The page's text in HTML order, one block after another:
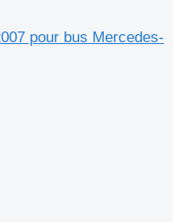
pour bus Mercedes-